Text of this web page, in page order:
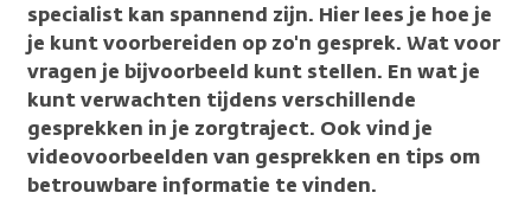
specialist kan spannend zijn. Hier lees je hoe je
je kunt voorbereiden op zo'n gesprek. Wat voor
vragen je bijvoorbeeld kunt stellen. En wat je
kunt verwachten tijdens verschillende
gesprekken in je zorgtraject. Ook vind je
videovoorbeelden van gesprekken en tips om
betrouwbare informatie te vinden.